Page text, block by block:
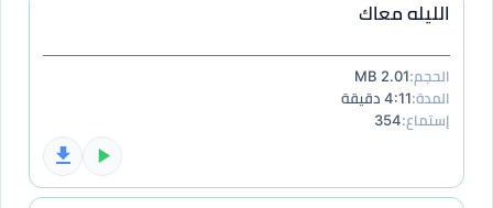
الليله معاك
الحجم:2.01 MB
المدة:4:11 دقيقة
إستماع:354